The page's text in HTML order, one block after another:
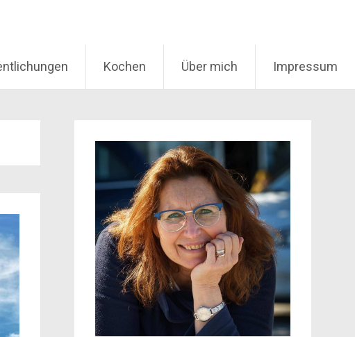
Kochen Über mich Impressum